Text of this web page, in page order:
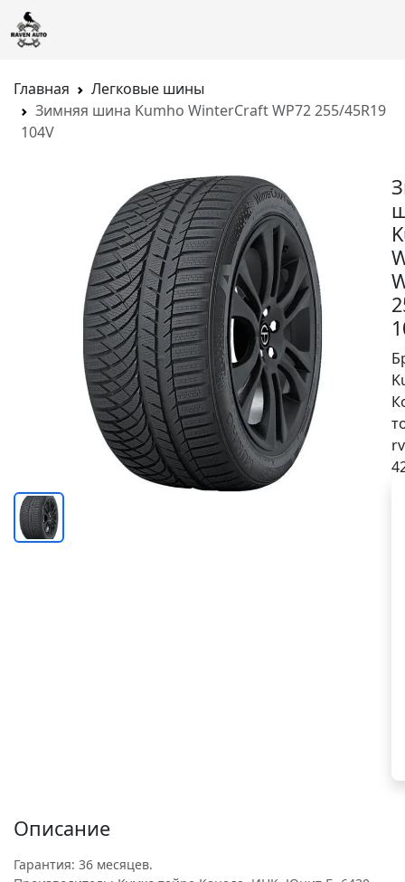
Главная
Легковые шины
Зимняя шина Kumho WinterCraft WP72 255/45R19
104V
Описание
Гарантия: 36 месяцев.